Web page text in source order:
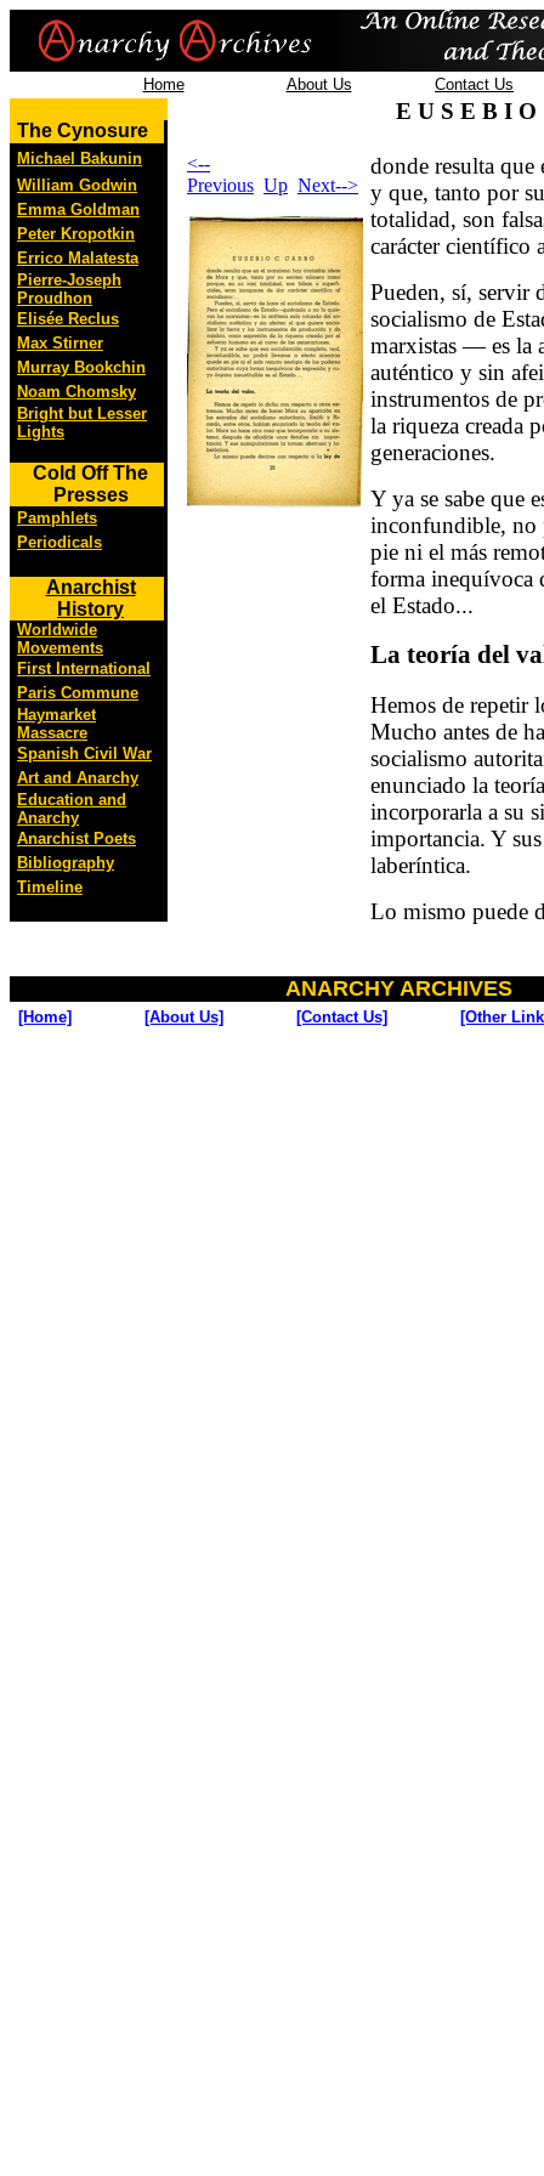
Home About Us Contact Us
The Cynosure
Michael Bakunin
William Godwin
Emma Goldman
Peter Kropotkin
Errico Malatesta
Pierre-Joseph
Proudhon
Elisée Reclus
Max Stirner
Murray Bookchin
Noam Chomsky
Bright but Lesser
Lights
Cold Off The
Presses
Pamphlets
Periodicals
Anarchist
History
Worldwide
Movements
First International
Paris Commune
Haymarket
Massacre
Spanish Civil War
Art and Anarchy
Education and
Anarchy
Anarchist Poets
Bibliography
Timeline
E U S E B
<--
Previous Up Next-->
donde resulta que
y que, tanto por
totalidad, son
carácter científico
Pueden, sí, servir
socialismo de
marxistas — es la
auténtico y sin
instrumentos de
la riqueza creada
generaciones.
Y ya se sabe que
inconfundible, no
pie ni el más
forma inequívoca
el Estado...
La teoría del
Hemos de repetir
Mucho antes de
socialismo
enunciado la
incorporarla a su
importancia. Y
laberíntica.
Lo mismo puede
ANARCHY ARCHIVES
[Home] [About Us] [Contact Us] [Other